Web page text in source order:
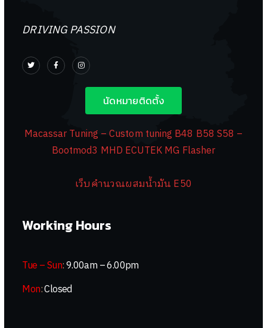
DRIVING PASSION
นัดหมายติดตั้ง
Macassar Tuning – Custom tuning B48 B58 S58 –
Bootmod3 MHD ECUTEK MG Flasher
เว็บคำนวณผสมน้ำมัน E50
Working Hours
Tue – Sun:9.00am – 6.00pm
Mon:Closed